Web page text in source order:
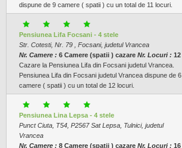
dispune de 9 camere ( spatii ) cu un total de 11 locuri.
Pensiunea Lifa Focsani - 4 stele
Str. Cotesti, Nr. 79 , Focsani, judetul Vrancea
Nr. Camere : 6 Camere (spatii ) cazare Nr. Locuri : 12
Cazare la Pensiunea Lifa din Focsani judetul Vrancea.
Pensiunea Lifa din Focsani judetul Vrancea dispune de 6
camere ( spatii ) cu un total de 12 locuri.
Pensiunea Lina Lepsa - 4 stele
Punct Ciuta, T54, P2567 Sat Lepsa, Tulnici, judetul
Vrancea
Nr. Camere : 8 Camere (spatii ) cazare Nr. Locuri : 16